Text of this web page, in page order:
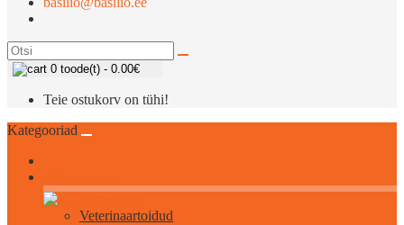
0 toode(t) - 0.00€
Teie ostukorv on tühi!
Kategooriad
Veterinaartoidud